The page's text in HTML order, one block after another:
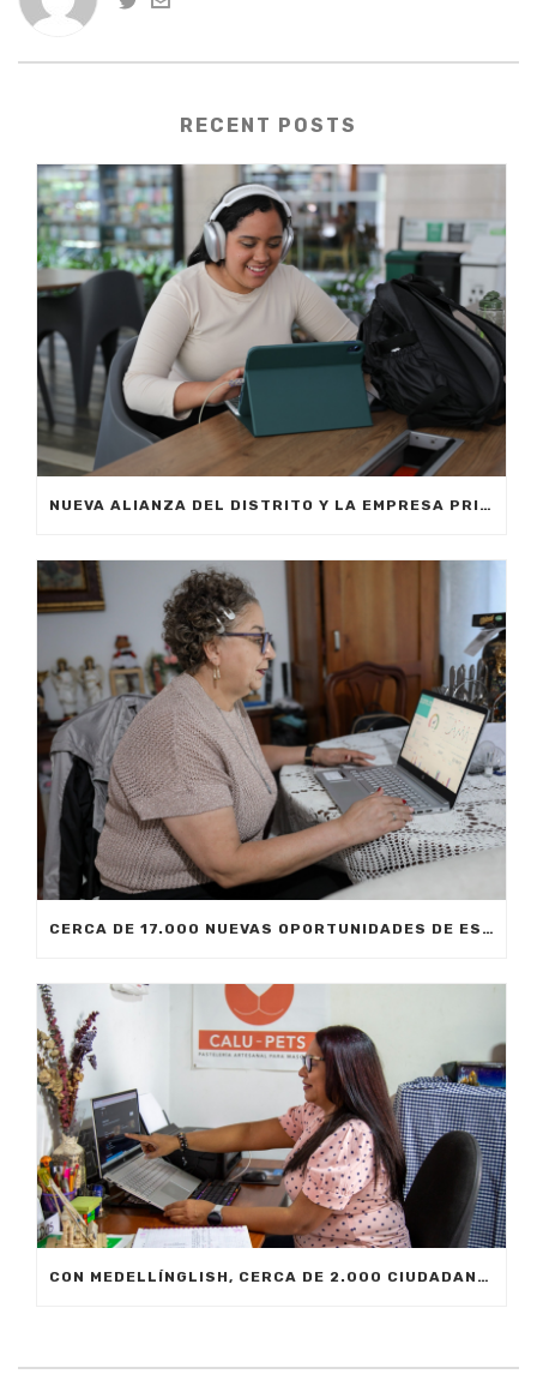
RECENT POSTS
NUEVA ALIANZA DEL DISTRITO Y LA EMPRESA PRIVADA PERMITIRÁ FORMAR A CIUDADANOS DE MEDELLÍN EN INTELIGENCIA ARTIFICIAL APLICADA A LOS NEGOCIOS
CERCA DE 17.000 NUEVAS OPORTUNIDADES DE ESTUDIO SIN COSTO PARA MEDELLÍN
CON MEDELLÍNGLISH, CERCA DE 2.000 CIUDADANOS SE FORMARÁN EN INGLÉS FUNCIONAL PARA EL TRABAJO